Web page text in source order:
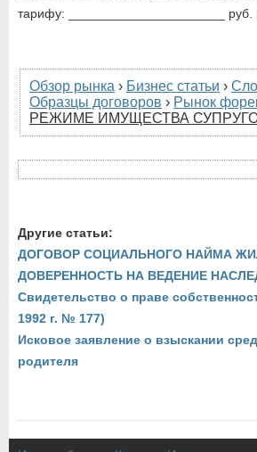
тарифу: ______________________
Обзор рынка › Бизнес статьи ›
Образцы договоров › Рынок
РЕЖИМЕ ИМУЩЕСТВА
Другие статьи:
ДОГОВОР СОЦИАЛЬНОГО НАЙМА
ДОВЕРЕННОСТЬ НА ВЕДЕНИЕ
Свидетельство о праве
1992 г. № 177)
Исковое заявление о взыскании
родителя